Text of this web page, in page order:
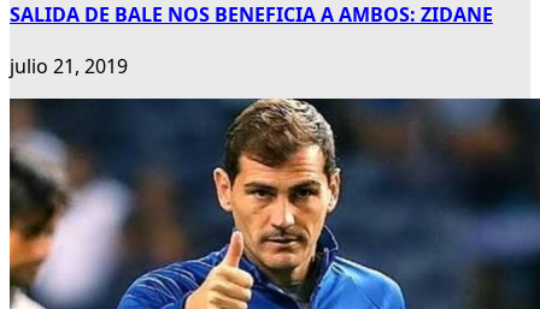
SALIDA DE BALE NOS BENEFICIA A AMBOS: ZIDANE
julio 21, 2019